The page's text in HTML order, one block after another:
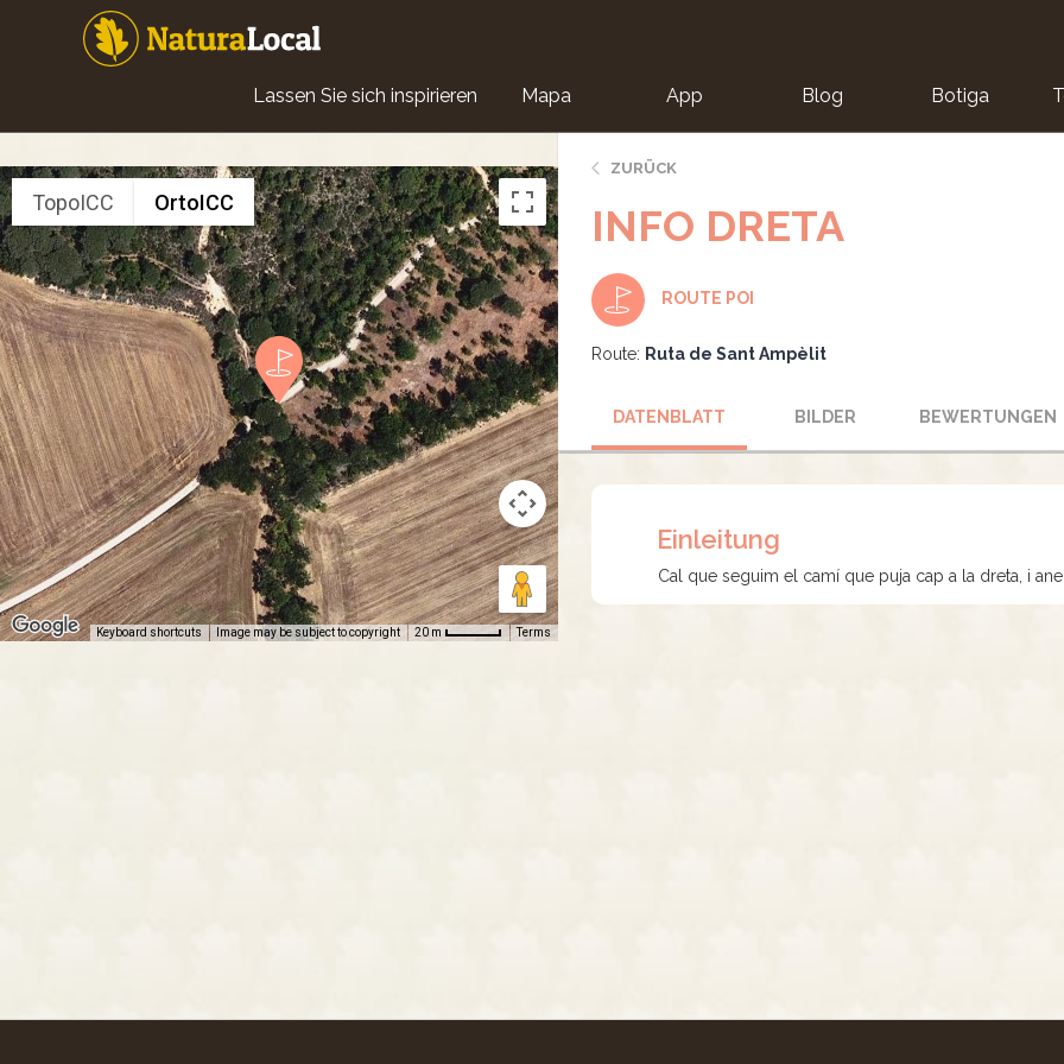
Main
navigation
Lassen Sie sich inspirieren Mapa App Blog Botiga
TopoICC OrtoICC
Keyboard shortcuts Image may be subject to copyright 20 m Terms
ZURÜCK
INFO DRETA
ROUTE POI
Route: Ruta de Sant Ampèlit
DATENBLATT BILDER BEWERTUNGEN
Einleitung
Cal que seguim el camí que puja cap a la dreta, i